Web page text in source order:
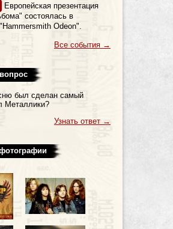
Европейская презентация
состоялась в
Odeon".
Все события →
был сделан самый
Металлики?
Узнать ответ →